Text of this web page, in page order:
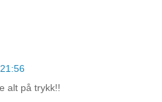
alt på trykk!!